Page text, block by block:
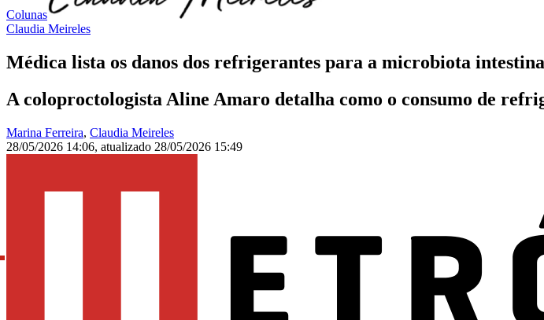
Colunas
Claudia Meireles
Médica lista os danos dos refrigerantes para a microbiota
A coloproctologista Aline Amaro detalha como o consumo de
Marina Ferreira, Claudia Meireles
28/05/2026 14:06, atualizado 28/05/2026 15:49